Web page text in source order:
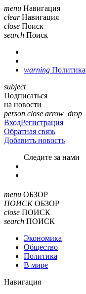
menu Навигация
clear Навигация
close Поиск
search Поиск
warning
subject
Подписаться
на новости
person close
ВходРегистрация
Обратная связь
Добавить новость
Cледите за нами
menu ОБЗОР
ПОИСК ОБЗОР
close ПОИСК
search ПОИСК
Экономика
Общество
Политика
В мире
Навигация